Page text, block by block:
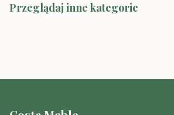
Przeglądaj inne kategorie
Łóżko 3-os. ALEK